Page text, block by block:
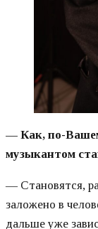
— Как, по-
музыкантом
— Становятся,
заложено в
дальше уже